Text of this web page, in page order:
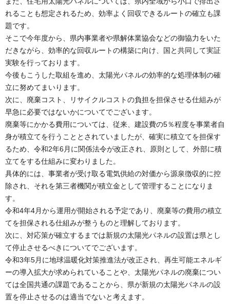
れることも想定されるため、効率よく回収できるルートの確立も課
題です。
そこで今年度から、県内事業者や県解体業協会などの御協力をいた
だきながら、効率的な回収ルートの構築に向け、国と共同して実証
実験を行っております。
今後もこうした取組を進め、太陽光パネルの効率的な処理体制の確
立に努めてまいります。
次に、廃棄コスト、リサイクルコストの負担を担保させる仕組みが
早急に必要ではないかについてでございます。
廃棄等にかかる費用については、従来、建設費の5％程度を事業者自
身が積立てを行うこととされていましたが、確実に積立てを担保す
るため、令和2年6月に関係法令が改正され、原則として、外部に積
立てをする仕組みに変わりました。
具体的には、事業者が受け取る電気供給の対価から源泉徴収的に控
除され、それを第三者機関が積立金として管理することになりま
す。
令和4年4月から運用が開始される予定であり、廃棄等の費用の積立
てを担保される仕組みが整うものと理解しております。
次に、対応策が確立するまでは新規の太陽光パネルの設置は県とし
て停止させるべきについてでございます。
令和3年5月に地球温暖化対策推進法が改正され、再生可能エネルギ
ーの導入拡大が求められていることや、太陽光パネルの廃棄につい
ては全国共通の課題であることから、県が新規の太陽光パネルの設
置を停止させるのは適当でないと考えます。